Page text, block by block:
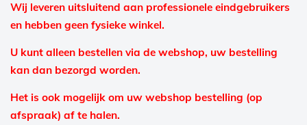
Wij leveren uitsluitend aan professionele eindgebruikers
en hebben geen fysieke winkel.
U kunt alleen bestellen via de webshop, uw bestelling
kan dan bezorgd worden.
Het is ook mogelijk om uw webshop bestelling (op
afspraak) af te halen.